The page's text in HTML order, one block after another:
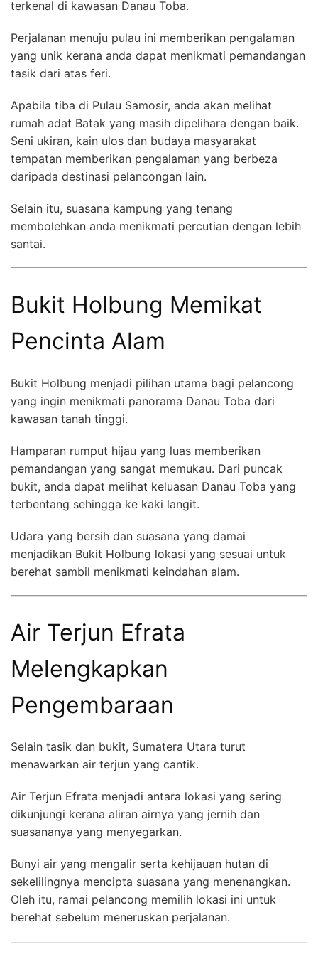
terkenal di kawasan Danau Toba.
Perjalanan menuju pulau ini memberikan pengalaman
yang unik kerana anda dapat menikmati pemandangan
tasik dari atas feri.
Apabila tiba di Pulau Samosir, anda akan melihat
rumah adat Batak yang masih dipelihara dengan baik.
Seni ukiran, kain ulos dan budaya masyarakat
tempatan memberikan pengalaman yang berbeza
daripada destinasi pelancongan lain.
Selain itu, suasana kampung yang tenang
membolehkan anda menikmati percutian dengan lebih
santai.
Bukit Holbung Memikat
Pencinta Alam
Bukit Holbung menjadi pilihan utama bagi pelancong
yang ingin menikmati panorama Danau Toba dari
kawasan tanah tinggi.
Hamparan rumput hijau yang luas memberikan
pemandangan yang sangat memukau. Dari puncak
bukit, anda dapat melihat keluasan Danau Toba yang
terbentang sehingga ke kaki langit.
Udara yang bersih dan suasana yang damai
menjadikan Bukit Holbung lokasi yang sesuai untuk
berehat sambil menikmati keindahan alam.
Air Terjun Efrata
Melengkapkan
Pengembaraan
Selain tasik dan bukit, Sumatera Utara turut
menawarkan air terjun yang cantik.
Air Terjun Efrata menjadi antara lokasi yang sering
dikunjungi kerana aliran airnya yang jernih dan
suasananya yang menyegarkan.
Bunyi air yang mengalir serta kehijauan hutan di
sekelilingnya mencipta suasana yang menenangkan.
Oleh itu, ramai pelancong memilih lokasi ini untuk
berehat sebelum meneruskan perjalanan.